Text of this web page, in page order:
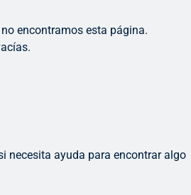
encontramos esta página.
necesita ayuda para encontrar algo